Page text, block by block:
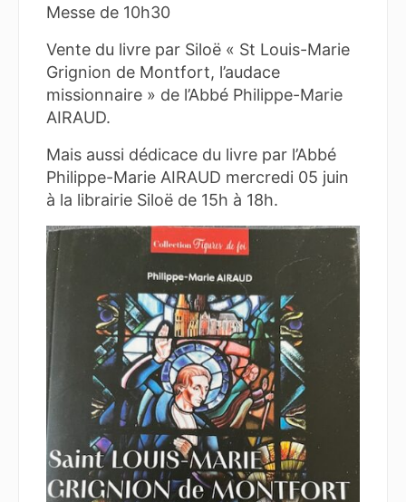
Messe de 10h30
Vente du livre par Siloë « St Louis-Marie
Grignion de Montfort, l’audace
missionnaire » de l’Abbé Philippe-Marie
AIRAUD.
Mais aussi dédicace du livre par l’Abbé
Philippe-Marie AIRAUD mercredi 05 juin
à la librairie Siloë de 15h à 18h.